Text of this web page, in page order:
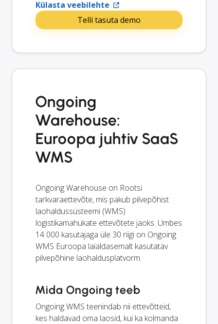
Külasta veebilehte
Telli tasuta demo
Ongoing
Warehouse:
Euroopa juhtiv SaaS
WMS
Ongoing Warehouse on Rootsi
tarkvaraettevõte, mis pakub pilvepõhist
laohaldussüsteemi (WMS)
logistikamahukate ettevõtete jaoks. Umbes
14 000 kasutajaga üle 30 riigi on Ongoing
WMS Euroopa laialdasemalt kasutatav
pilvepõhine laohaldusplatvorm.
Mida Ongoing teeb
Ongoing WMS teenindab nii ettevõtteid,
kes haldavad oma laosid, kui ka kolmanda